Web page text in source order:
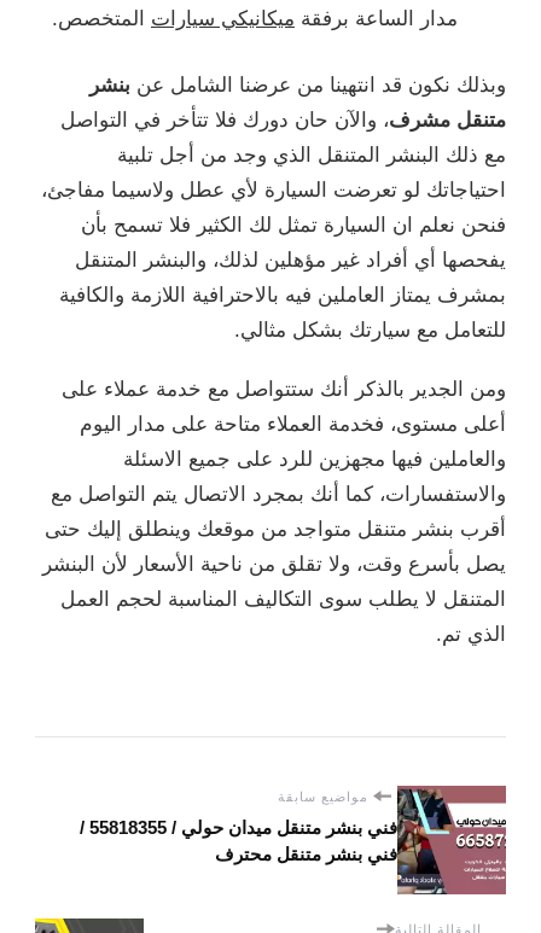
مدار الساعة برفقة ميكانيكي سيارات المتخصص.
وبذلك نكون قد انتهينا من عرضنا الشامل عن بنشر
متنقل مشرف، والآن حان دورك فلا تتأخر في التواصل
مع ذلك البنشر المتنقل الذي وجد من أجل تلبية
احتياجاتك لو تعرضت السيارة لأي عطل ولاسيما مفاجئ،
فنحن نعلم ان السيارة تمثل لك الكثير فلا تسمح بأن
يفحصها أي أفراد غير مؤهلين لذلك، والبنشر المتنقل
بمشرف يمتاز العاملين فيه بالاحترافية اللازمة والكافية
للتعامل مع سيارتك بشكل مثالي.
ومن الجدير بالذكر أنك ستتواصل مع خدمة عملاء على
أعلى مستوى، فخدمة العملاء متاحة على مدار اليوم
والعاملين فيها مجهزين للرد على جميع الاسئلة
والاستفسارات، كما أنك بمجرد الاتصال يتم التواصل مع
أقرب بنشر متنقل متواجد من موقعك وينطلق إليك حتى
يصل بأسرع وقت، ولا تقلق من ناحية الأسعار لأن البنشر
المتنقل لا يطلب سوى التكاليف المناسبة لحجم العمل
الذي تم.
مواضيع سابقة
فني بنشر متنقل ميدان حولي / 55818355‬ /
فني بنشر متنقل محترف
المقالة التالية